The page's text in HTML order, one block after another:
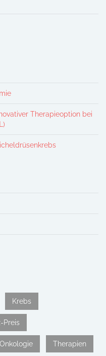
Therapieoption bei
Krebs
Preis
Onkologie Therapien